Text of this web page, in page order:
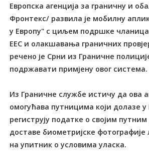
Европска агенција за граничну и
Фронтекс/ развила је мобилну
у Европу" с циљем подршке
ЕЕС и олакшавања граничних
речено је Срни из Граничне
подржавати примјену овог система.
Из Граничне службе истичу да ова
омогућава путницима који долазе у
региструју податке о својим
доставе биометријске
на упитник о условима уласка.